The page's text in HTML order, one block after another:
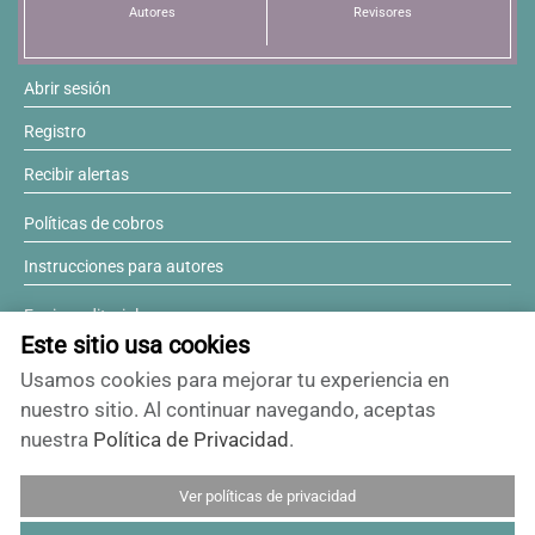
Este sitio usa cookies
Usamos cookies para mejorar tu experiencia en
nuestro sitio. Al continuar navegando, aceptas
nuestra Política de Privacidad.
Ver políticas de privacidad
Autores Revisores
Abrir sesión
Registro
Recibir alertas
Políticas de cobros
Instrucciones para autores
Equipo editorial
Comité editorial
¿Desea ser revisor?
Contactos y soporte
ISSN 0717-6384